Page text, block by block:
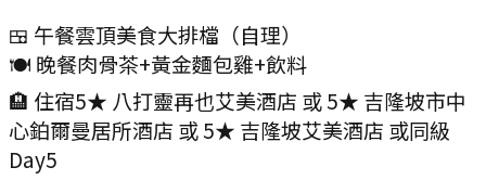
🍱 午餐雲頂美食大排檔（自理）
🍽️ 晚餐肉骨茶+黃金麵包雞+飲料
🏨 住宿5★ 八打靈再也艾美酒店 或 5★ 吉隆坡市中
心鉑爾曼居所酒店 或 5★ 吉隆坡艾美酒店 或同級
Day5